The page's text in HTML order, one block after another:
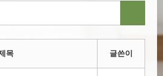
목 글쓴이